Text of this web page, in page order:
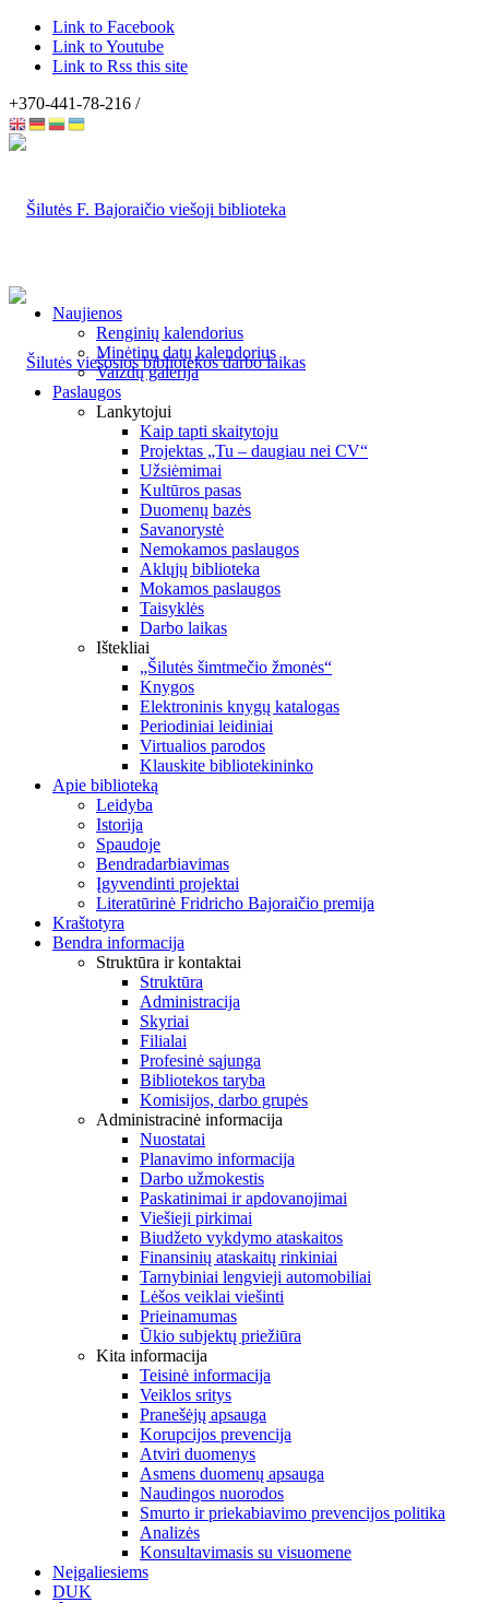
Link to Facebook
Link to Youtube
Link to Rss this site
+370-441-78-216 /
Naujienos
Renginių kalendorius
Minėtinų datų kalendorius
Vaizdų galerija
Paslaugos
Lankytojui
Kaip tapti skaitytoju
Projektas „Tu – daugiau nei CV“
Užsiėmimai
Kultūros pasas
Duomenų bazės
Savanorystė
Nemokamos paslaugos
Aklųjų biblioteka
Mokamos paslaugos
Taisyklės
Darbo laikas
Ištekliai
„Šilutės šimtmečio žmonės“
Knygos
Elektroninis knygų katalogas
Periodiniai leidiniai
Virtualios parodos
Klauskite bibliotekininko
Apie biblioteką
Leidyba
Istorija
Spaudoje
Bendradarbiavimas
Įgyvendinti projektai
Literatūrinė Fridricho Bajoraičio premija
Kraštotyra
Bendra informacija
Struktūra ir kontaktai
Struktūra
Administracija
Skyriai
Filialai
Profesinė sąjunga
Bibliotekos taryba
Komisijos, darbo grupės
Administracinė informacija
Nuostatai
Planavimo informacija
Darbo užmokestis
Paskatinimai ir apdovanojimai
Viešieji pirkimai
Biudžeto vykdymo ataskaitos
Finansinių ataskaitų rinkiniai
Tarnybiniai lengvieji automobiliai
Lėšos veiklai viešinti
Prieinamumas
Ūkio subjektų priežiūra
Kita informacija
Teisinė informacija
Veiklos sritys
Pranešėjų apsauga
Korupcijos prevencija
Atviri duomenys
Asmens duomenų apsauga
Naudingos nuorodos
Smurto ir priekabiavimo prevencijos politika
Analizės
Konsultavimasis su visuomene
Neįgaliesiems
DUK